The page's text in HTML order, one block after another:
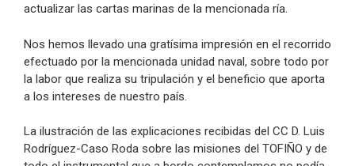
actualizar las cartas marinas de la mencionada ría.
Nos hemos llevado una gratísima impresión en el recorrido
efectuado por la mencionada unidad naval, sobre todo por
la labor que realiza su tripulación y el beneficio que aporta
a los intereses de nuestro país.
La ilustración de las explicaciones recibidas del CC D. Luis
Rodríguez-Caso Roda sobre las misiones del TOFIÑO y de